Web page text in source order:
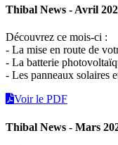
Thibal News - Avril
Découvrez ce mois-ci :
- La mise en route de
- La batterie
- Les panneaux solaires
Voir le PDF
Thibal News - Mars